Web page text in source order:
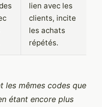
lien avec les
clients, incite
les achats
répétés.
les mêmes codes que
étant encore plus